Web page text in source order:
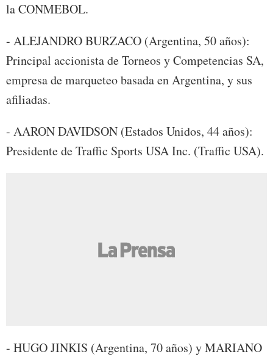
la CONMEBOL.
- ALEJANDRO BURZACO (Argentina, 50 años):
Principal accionista de Torneos y Competencias SA,
empresa de marqueteo basada en Argentina, y sus
afiliadas.
- AARON DAVIDSON (Estados Unidos, 44 años):
Presidente de Traffic Sports USA Inc. (Traffic USA).
- HUGO JINKIS (Argentina, 70 años) y MARIANO